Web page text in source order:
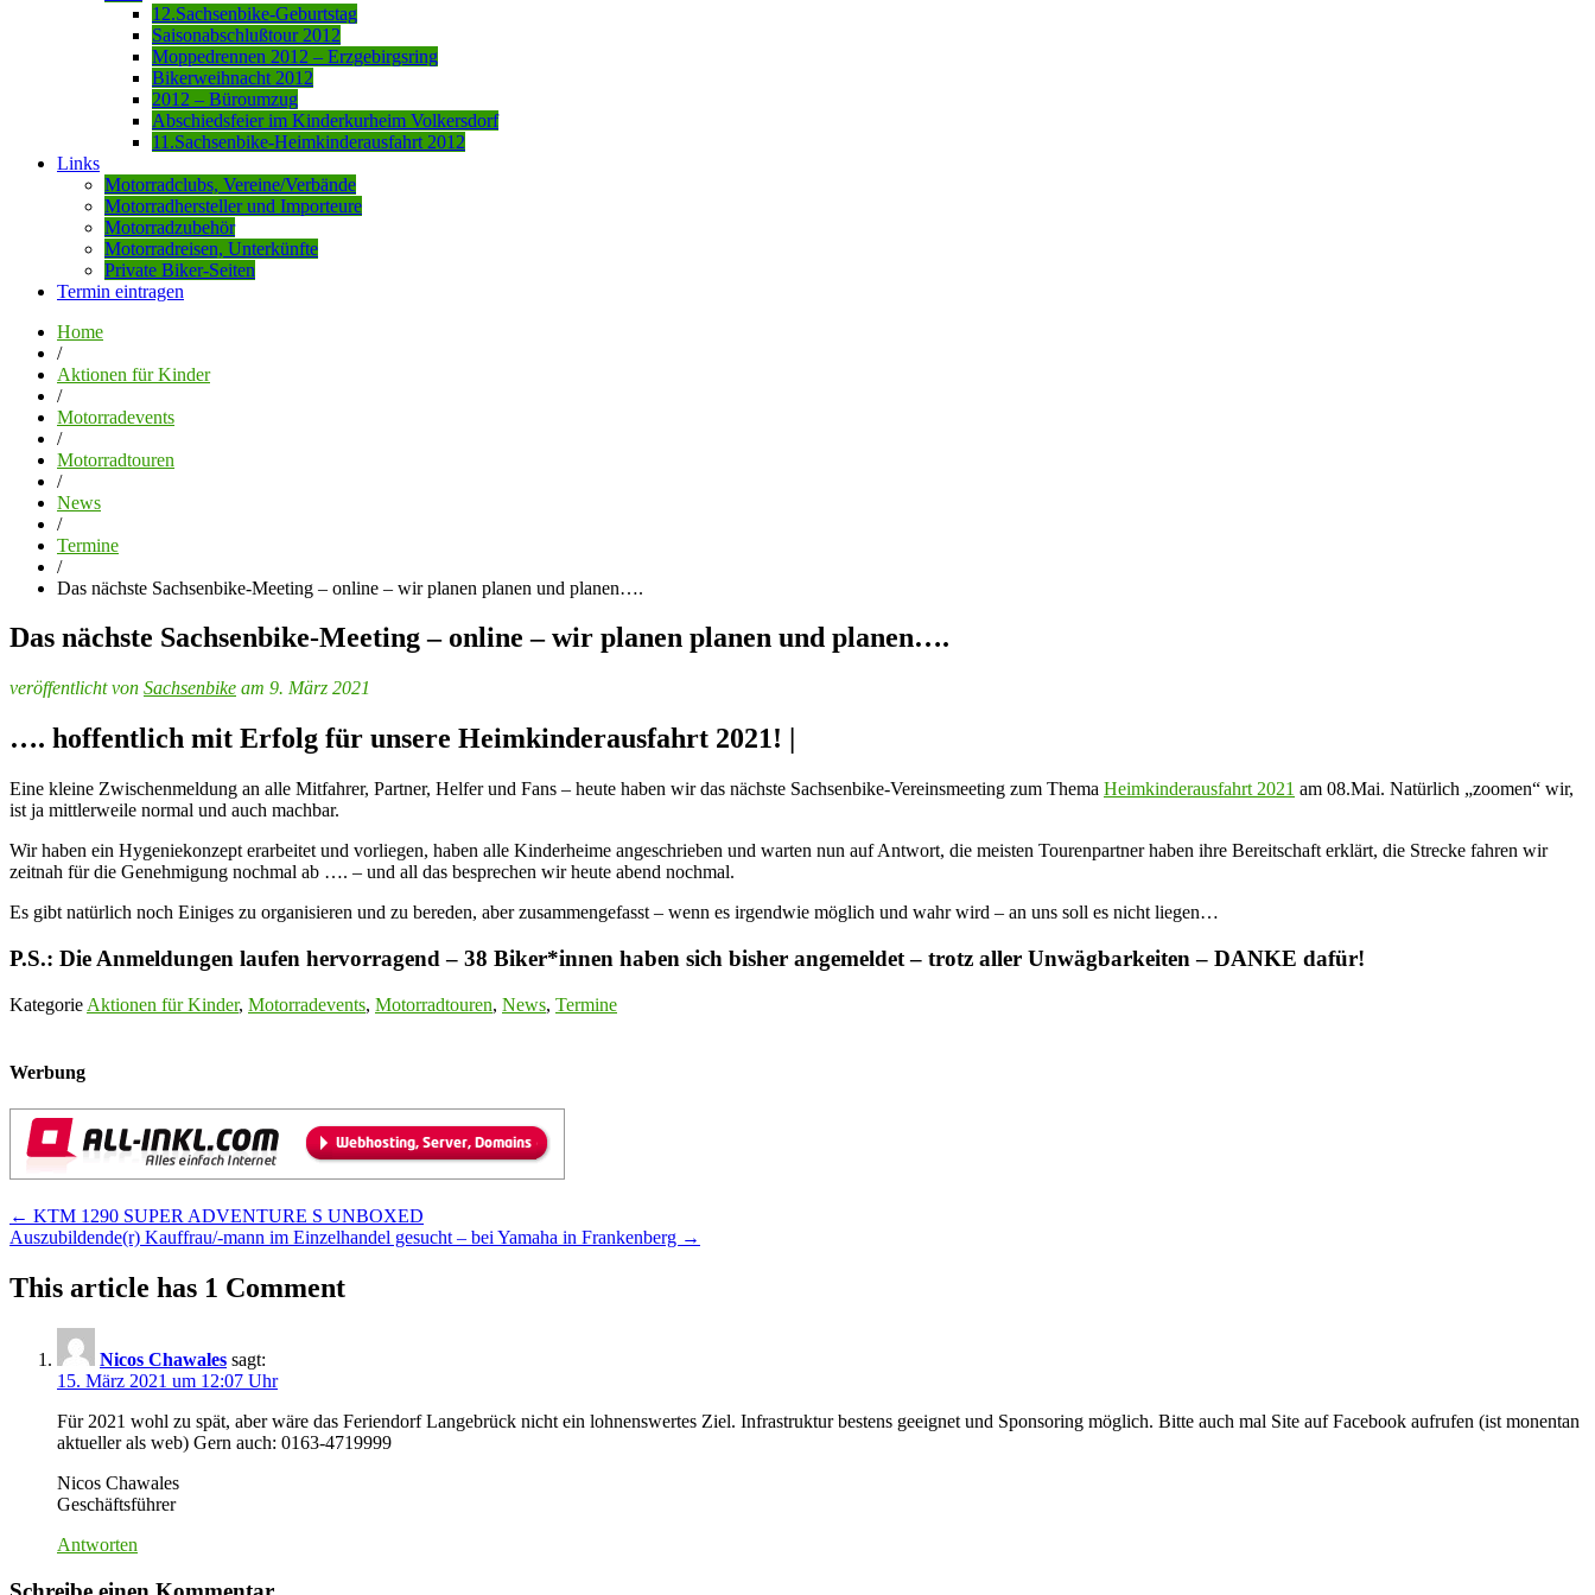
12.Sachsenbike-Geburtstag
Saisonabschlußtour 2012
Moppedrennen 2012 – Erzgebirgsring
Bikerweihnacht 2012
2012 – Büroumzug
Abschiedsfeier im Kinderkurheim Volkersdorf
11.Sachsenbike-Heimkinderausfahrt 2012
Links
Motorradclubs, Vereine/Verbände
Motorradhersteller und Importeure
Motorradzubehör
Motorradreisen, Unterkünfte
Private Biker-Seiten
Termin eintragen
Home
/
Aktionen für Kinder
/
Motorradevents
/
Motorradtouren
/
News
/
Termine
/
Das nächste Sachsenbike-Meeting – online – wir planen planen und planen….
Das nächste Sachsenbike-Meeting – online – wir planen planen und planen….
veröffentlicht von Sachsenbike am 9. März 2021
…. hoffentlich mit Erfolg für unsere Heimkinderausfahrt 2021! |
Eine kleine Zwischenmeldung an alle Mitfahrer, Partner, Helfer und Fans – heute haben wir das nächste Sachsenbike-Vereinsmeeting zum Thema Heimkinderausfahrt 2021 am 08.Mai. Natürlich „zoomen“ wir,
ist ja mittlerweile normal und auch machbar.
Wir haben ein Hygeniekonzept erarbeitet und vorliegen, haben alle Kinderheime angeschrieben und warten nun auf Antwort, die meisten Tourenpartner haben ihre Bereitschaft erklärt, die Strecke fahren wir
zeitnah für die Genehmigung nochmal ab …. – und all das besprechen wir heute abend nochmal.
Es gibt natürlich noch Einiges zu organisieren und zu bereden, aber zusammengefasst – wenn es irgendwie möglich und wahr wird – an uns soll es nicht liegen…
P.S.: Die Anmeldungen laufen hervorragend – 38 Biker*innen haben sich bisher angemeldet – trotz aller Unwägbarkeiten – DANKE dafür!
Kategorie Aktionen für Kinder, Motorradevents, Motorradtouren, News, Termine
Werbung
Post
navigation
← KTM 1290 SUPER ADVENTURE S UNBOXED
Auszubildende(r) Kauffrau/-mann im Einzelhandel gesucht – bei Yamaha in Frankenberg →
This article has 1 Comment
Nicos Chawales sagt:
15. März 2021 um 12:07 Uhr
Für 2021 wohl zu spät, aber wäre das Feriendorf Langebrück nicht ein lohnenswertes Ziel. Infrastruktur bestens geeignet und Sponsoring möglich. Bitte auch mal Site auf Facebook aufrufen (ist monentan
aktueller als web) Gern auch: 0163-4719999
Nicos Chawales
Geschäftsführer
Antworten